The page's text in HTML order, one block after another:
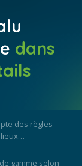
dans
des règles
lieux…
gamme selon